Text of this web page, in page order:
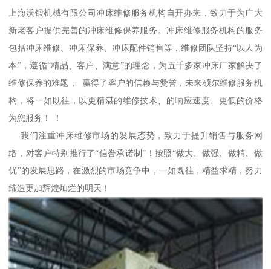
上海沃锻机械有限公司冲床维修服务机构自开办来，致力于为广大
新老客户提供完善的冲床维修保养服务。冲床维修服务机构的服务
包括冲床维修、冲床保养、冲床配件销售等，维修团队坚持“以人为
本”，遵循“精品、客户、满意”的理念，为五千多家冲床厂家解决了
维修保养的难题， 赢得了客户的信赖与赞誉，未来硕尔维修服务机
构，将一如既往，以更精湛的维修技术、的响应速度、更低的价格
为您服务！ ！
我们注重冲床维修市场的发展态势，致力于提升销售与服务网
络，对客户特别推行了“信誉承诺制”！按照“做大、做强、做精、做
优”的发展思路，在激烈的市场竞争中，一如既往，精益求精，努力
缔造更加辉煌灿烂的明天！